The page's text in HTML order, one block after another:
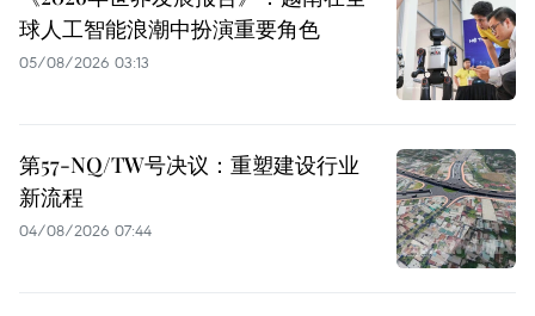
球人工智能浪潮中扮演重要角色
05/08/2026 03:13
第57-NQ/TW号决议：重塑建设行业
新流程
04/08/2026 07:44